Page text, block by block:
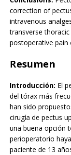
correction of
intravenous
transverse
postoperative pain
Resumen
Introducción: El
del tórax más
han sido
cirugía de pectus
una buena opción
perioperatorio
paciente de 13